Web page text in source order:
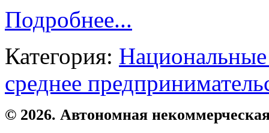
Подробнее...
Категория:
среднее
© 2026. Автономная